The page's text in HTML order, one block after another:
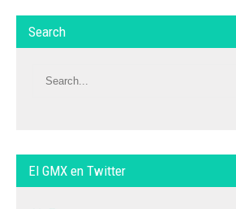
Search
El GMX en Twitter